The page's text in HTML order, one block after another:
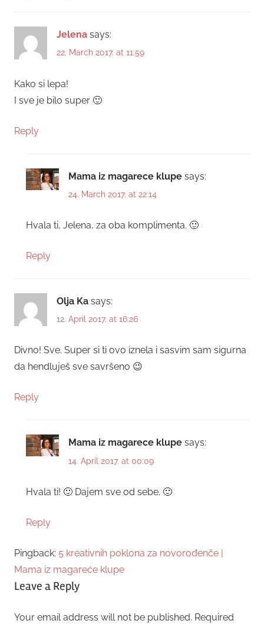
Jelena says:
22. March 2017. at 11:59
Kako si lepa!
I sve je bilo super 🙂
Reply
Mama iz magarece klupe says:
24. March 2017. at 22:14
Hvala ti, Jelena, za oba komplimenta. 🙂
Reply
Olja Ka says:
12. April 2017. at 16:26
Divno! Sve. Super si ti ovo iznela i sasvim sam sigurna
da hendluješ sve savršeno 😉
Reply
Mama iz magarece klupe says:
14. April 2017. at 00:09
Hvala ti! 🙂 Dajem sve od sebe. 🙂
Reply
Pingback: 5 kreativnih poklona za novorođenče |
Mama iz magareće klupe
Leave a Reply
Your email address will not be published. Required